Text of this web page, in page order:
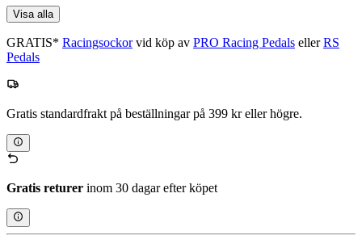
Visa alla
GRATIS* Racingsockorvid köp av PRO Racing Pedals ellerRS
Pedals
Gratis standardfrakt på beställningar på 399 kr eller högre.
Gratis returer inom 30 dagar efter köpet